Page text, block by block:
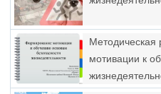
Методическая
мотивации к